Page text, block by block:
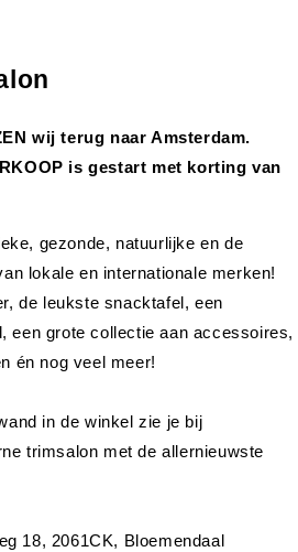
wij terug naar Amsterdam.
is gestart met korting van
gezonde, natuurlijke en de
lokale en internationale merken!
de leukste snacktafel, een
een grote collectie aan accessoires,
én nog veel meer!
in de winkel zie je bij
trimsalon met de allernieuwste
18, 2061CK, Bloemendaal